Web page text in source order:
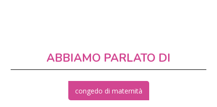
ABBIAMO PARLATO DI
congedo di maternità